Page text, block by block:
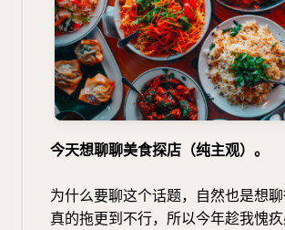
今天想聊聊美食探店（纯主观）。
为什么要聊这个话题，自然也是想
真的拖更到不行，所以今年趁我愧